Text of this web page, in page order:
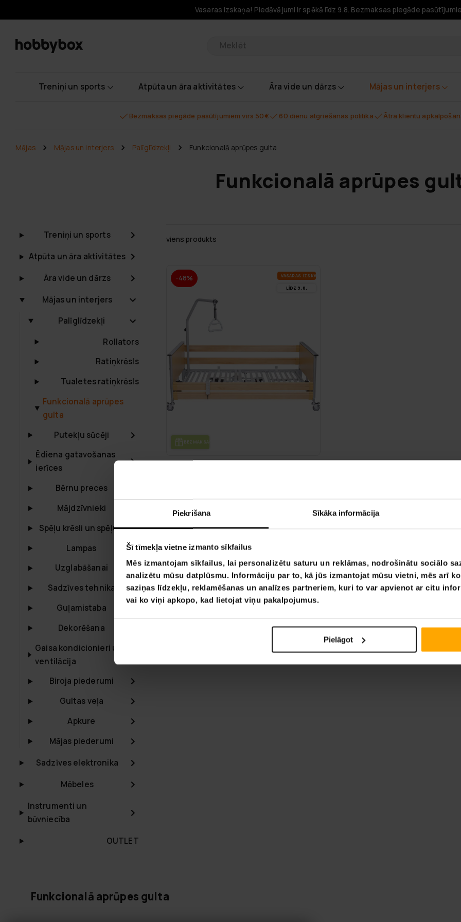
Piekrišana Sīkāka informācija
Šī tīmekļa vietne izmanto sīkfailus
Mēs izmantojam sīkfailus, lai personalizētu saturu un reklāmas, nodrošinātu sociālo
analizētu mūsu datplūsmu. Informāciju par to, kā jūs izmantojat mūsu vietni, mēs arī
saziņas līdzekļu, reklamēšanas un analīzes partneriem, kuri to var apvienot ar citu
vai ko viņi apkopo, kad lietojat viņu pakalpojumus.
Pielāgot
Vasaras izskaņa! Piedāvājumi ir spēkā līdz 9.8. Bezmaksas piegāde
Treniņi un sports Atpūta un āra aktivitātes Āra vide un dārzs Mājas un interjers
Bezmaksas piegāde pasūtījumiem virs 50€ 60 dienu atgriešanas politika Ātra klientu
Mājas Mājas un interjers Palīglīdzekļi Funkcionalā aprūpes gulta
Funkcionalā aprūpes
Treniņi un sports
Atpūta un āra aktivitātes
Āra vide un dārzs
Mājas un interjers
Palīglīdzekļi
Rollators
Ratiņkrēsls
Tualetes ratiņkrēsls
Funkcionalā aprūpes
gulta
Putekļu sūcēji
Ēdiena gatavošanas
ierīces
Bērnu preces
Mājdzīvnieki
Spēļu krēsli un spēļu galdi
Lampas
Uzglabāšanai
Sadzīves tehnika
Guļamistaba
Dekorēšana
Gaisa kondicionieri un
ventilācija
Biroja piederumi
Gultas veļa
Apkure
Mājas piederumi
Sadzīves elektronika
Mēbeles
Instrumenti un
būvniecība
OUTLET
viens produkts
-48% VA­SA­RAS IZ­SKA­ŅA
LĪDZ 9.8.
BEZ­MAK­SAS PIE­GĀ­DE
90x200cm
1499,00 €
Lapa 1 no 1
Funkcionalā aprūpes gulta